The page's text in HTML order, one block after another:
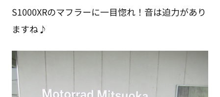
S1000XRのマフラーに一目惚れ！音は迫力があり
ますね♪